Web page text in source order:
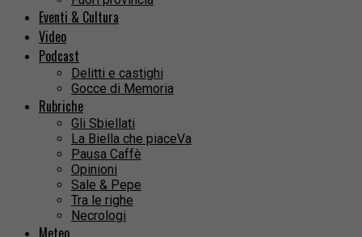
Eventi & Cultura
Video
Podcast
Delitti e castighi
Gocce di Memoria
Rubriche
Gli Sbiellati
La Biella che piaceVa
Pausa Caffè
Opinioni
Sale & Pepe
Tra le righe
Necrologi